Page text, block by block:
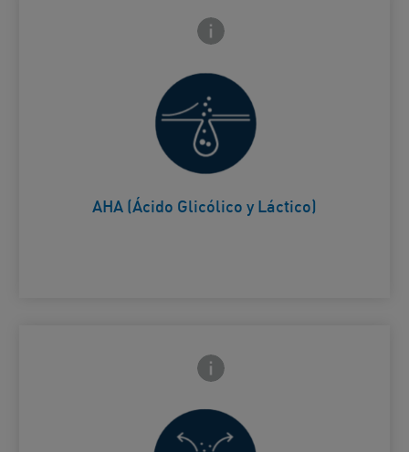
Icono de información frontal
AHA (Ácido Glicólico y Láctico)
Ayuda a suavizar y a ablandar la
piel.
Icono de información frontal